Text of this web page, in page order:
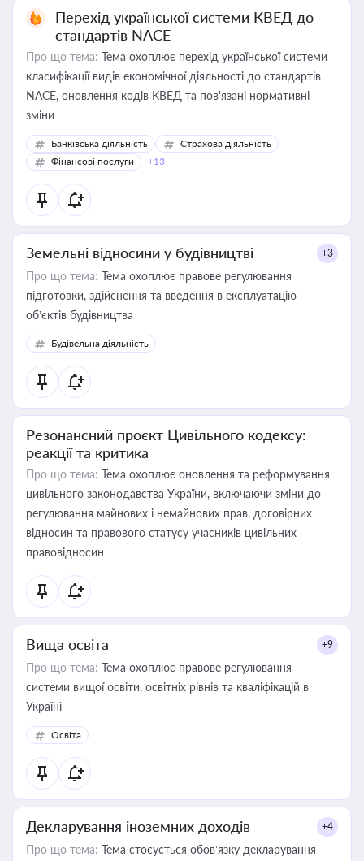
Перехід української системи КВЕД до
стандартів NACE
Про що тема: Тема охоплює перехід української системи
класифікації видів економічної діяльності до стандартів
NACE, оновлення кодів КВЕД та пов'язані нормативні
зміни
Банківська діяльність
Страхова діяльність
Фінансові послуги
+13
Земельні відносини у будівництві +3
Про що тема: Тема охоплює правове регулювання
підготовки, здійснення та введення в експлуатацію
об’єктів будівництва
Будівельна діяльність
Резонансний проєкт Цивільного кодексу:
реакції та критика
Про що тема: Тема охоплює оновлення та реформування
цивільного законодавства України, включаючи зміни до
регулювання майнових і немайнових прав, договірних
відносин та правового статусу учасників цивільних
правовідносин
Вища освіта +9
Про що тема: Тема охоплює правове регулювання
системи вищої освіти, освітніх рівнів та кваліфікацій в
Україні
Освіта
Декларування іноземних доходів +4
Про що тема: Тема стосується обов’язку декларування